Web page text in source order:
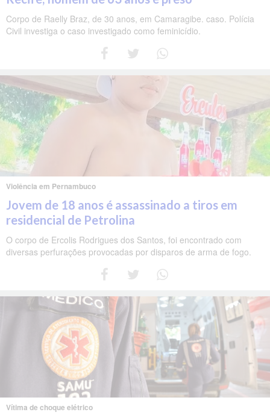
Corpo de Raelly Braz, de 30 anos, em Camaragibe. caso. Polícia
Civil investiga o caso investigado como feminicídio.
Violência em Pernambuco
Jovem de 18 anos é assassinado a tiros em
residencial de Petrolina
O corpo de Ercolis Rodrigues dos Santos, foi encontrado com
diversas perfurações provocadas por disparos de arma de fogo.
Vítima de choque elétrico